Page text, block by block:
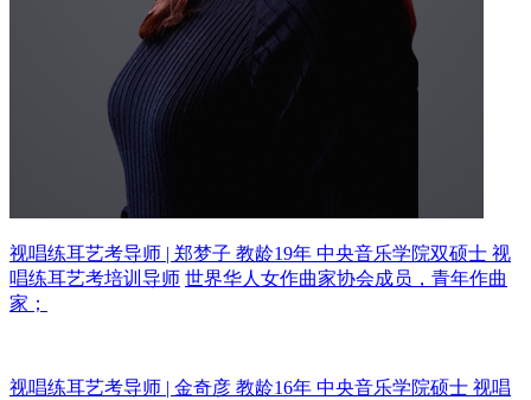
视唱练耳艺考导师 | 郑梦子 教龄19年 中央音乐学院双硕士 视
唱练耳艺考培训导师 世界华人女作曲家协会成员，青年作曲
家；
视唱练耳艺考导师 | 金奇彦 教龄16年 中央音乐学院硕士 视唱